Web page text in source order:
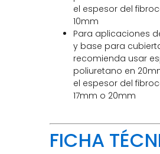
el espesor del
10mm
Para aplicaciones
y base para
recomienda usar
poliuretano en
el espesor del
17mm o 20mm
FICHA